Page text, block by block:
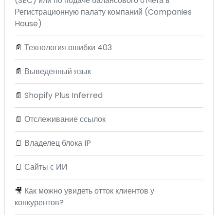
Регистрационную палату компаний (Companies
House)
📄 Технология ошибки 403
📄 Выведенный язык
📄 Shopify Plus Inferred
📄 Отслеживание ссылок
📄 Владелец блока IP
📄 Сайты с ИИ
🎥 Как можно увидеть отток клиентов у
конкурентов?